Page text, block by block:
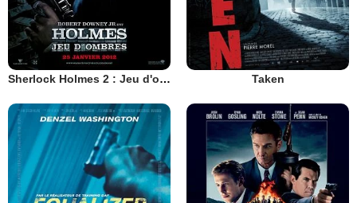
Sherlock Holmes 2 : Jeu d'ombres Taken